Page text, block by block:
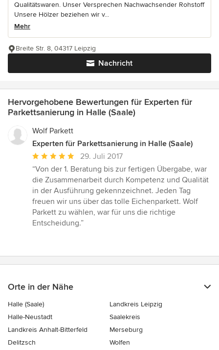
Qualitätswaren. Unser Versprechen Nachwachsender Rohstoff
Unsere Hölzer beziehen wir v...
Mehr
Nachricht
Breite Str. 8, 04317 Leipzig
Hervorgehobene Bewertungen für Experten für
Parkettsanierung in Halle (Saale)
Wolf Parkett
Experten für Parkettsanierung in Halle (Saale)
Durchschnittliche
Bewertung:
5
von
5
Sternen
29. Juli 2017
“Von der 1. Beratung bis zur fertigen Übergabe, war
die Zusammenarbeit durch Kompetenz und Qualität
in der Ausführung gekennzeichnet. Jeden Tag
freuen wir uns über das tolle Eichenparkett. Wolf
Parkett zu wählen, war für uns die richtige
Entscheidung.”
Orte in der Nähe
Halle (Saale)
Landkreis Leipzig
Halle-Neustadt
Saalekreis
Landkreis Anhalt-Bitterfeld
Merseburg
Delitzsch
Wolfen